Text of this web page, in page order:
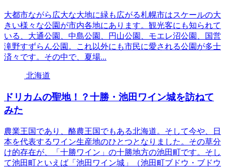
大都市ながら広大な大地に緑も広がる札幌市はスケールの大
きい様々な公園が市内各地にあります。観光客にも知られて
いる、大通公園、中島公園、円山公園、モエレ沼公園、国営
滝野すずらん公園。これ以外にも市民に愛される公園が多士
済々です。その中で、夏場...
北海道
ドリカムの聖地！？十勝・池田ワイン城を訪ねて
みた
農業王国であり、酪農王国でもある北海道。そして今や、日
本を代表するワイン生産地のひとつとなりました。その草分
け的存在が、「十勝ワイン」の十勝地方の池田町です。そし
て池田町といえば「池田ワイン城」（池田町ブドウ・ブドウ